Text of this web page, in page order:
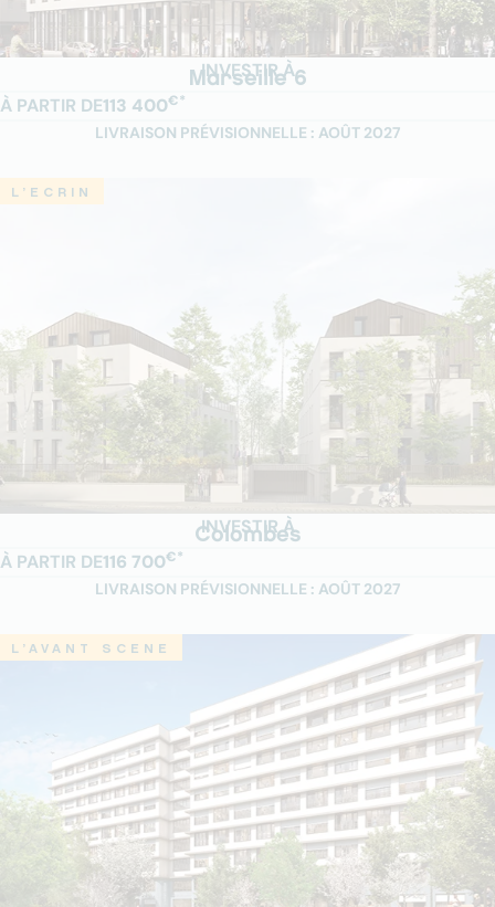
INVESTIR À
Marseille 6
À PARTIR DE113 400€*
LIVRAISON PRÉVISIONNELLE : AOÛT 2027
L’ECRIN
INVESTIR À
Colombes
À PARTIR DE116 700€*
LIVRAISON PRÉVISIONNELLE : AOÛT 2027
L’AVANT SCENE